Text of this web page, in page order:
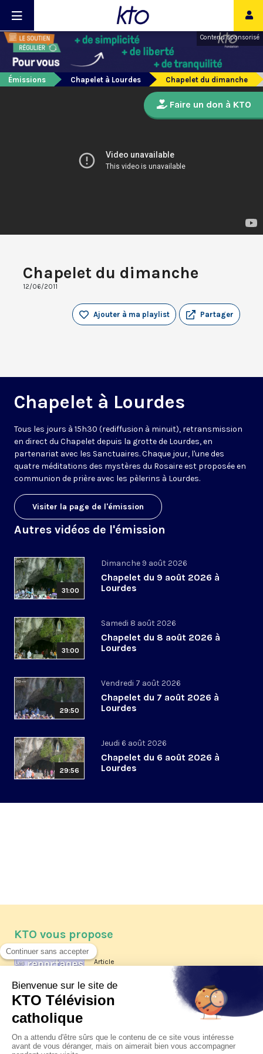
Contenu sponsorisé
Émissions Chapelet à Lourdes Chapelet du dimanche
Chapelet du dimanche
12/06/2011
Partager
Ajouter à ma playlist
Chapelet à Lourdes
Tous les jours à 15h30 (rediffusion à minuit), retransmission
en direct du Chapelet depuis la grotte de Lourdes, en
partenariat avec les Sanctuaires. Chaque jour, l'une des
quatre méditations des mystères du Rosaire est proposée en
communion de prière avec les pèlerins à Lourdes.
Visiter la page de l'émission
Autres vidéos de l'émission
31:00
Dimanche 9 août 2026
Chapelet du 9 août 2026 à
Lourdes
31:00
Samedi 8 août 2026
Chapelet du 8 août 2026 à
Lourdes
29:50
Vendredi 7 août 2026
Chapelet du 7 août 2026 à
Lourdes
29:56
Jeudi 6 août 2026
Chapelet du 6 août 2026 à
Lourdes
Faire un don à KTO
KTO vous propose
Article
Les reportages d'été 2026 de KTO
XIV à Assise à suivre sur KTO le
jeudi 6 août